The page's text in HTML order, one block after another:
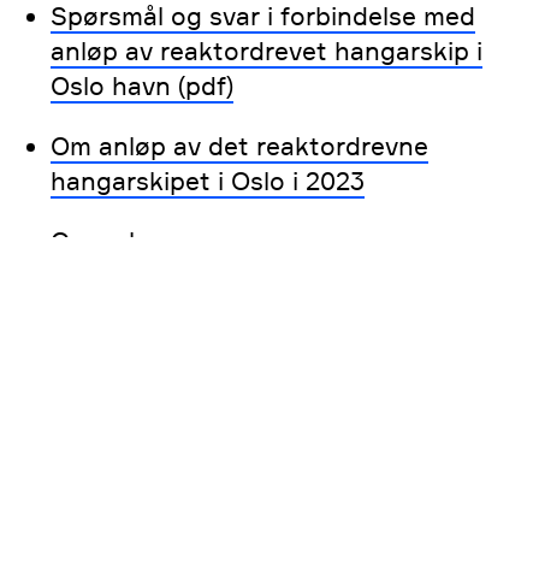
Spørsmål og svar i forbindelse med
anløp av reaktordrevet hangarskip i
Oslo havn (pdf)
Om anløp av det reaktordrevne
hangarskipet i Oslo i 2023
Om anløp av